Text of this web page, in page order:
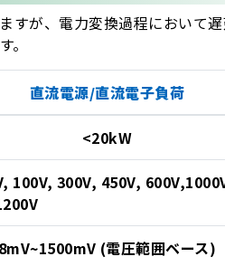
すが、電力変換過程において
直流電源/直流電子負荷
<20kW
100V, 300V, 450V,
8mV~1500mV (電圧範囲ベース)